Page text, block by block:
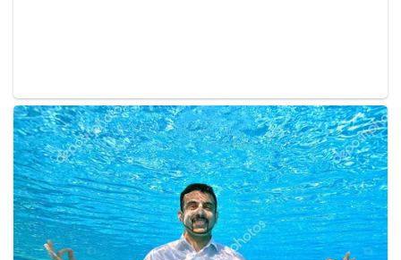
Tags: Dewan Rakyat Parlimen Yang di-Pertuan Agong